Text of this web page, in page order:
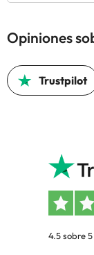
Opiniones
Trustpilot
4.5 sobre